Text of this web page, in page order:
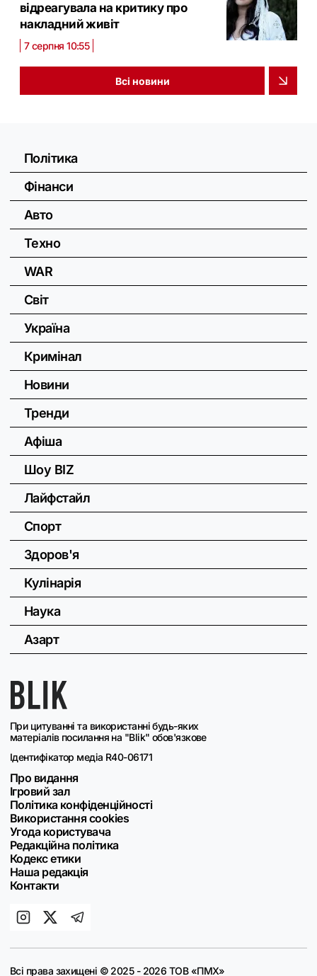
відреагувала на критику про
накладний живіт
7 серпня 10:55
Всі новини
При цитуванні та використанні будь-яких
матеріалів посилання на "Blik" обов'язкове
Ідентифікатор медіа R40-06171
Про видання
Ігровий зал
Політика конфіденційності
Використання cookies
Угода користувача
Редакційна політика
Кодекс етики
Наша редакція
Контакти
Політика
Фінанси
Авто
Техно
WAR
Світ
Україна
Кримінал
Новини
Тренди
Афіша
Шоу BIZ
Лайфстайл
Спорт
Здоров'я
Кулінарія
Наука
Азарт
Всі права захищені © 2025 - 2026 ТОВ «ПМХ»